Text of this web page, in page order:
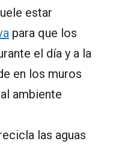
estar
para que los
el día y a la
en los muros
ambiente
las aguas